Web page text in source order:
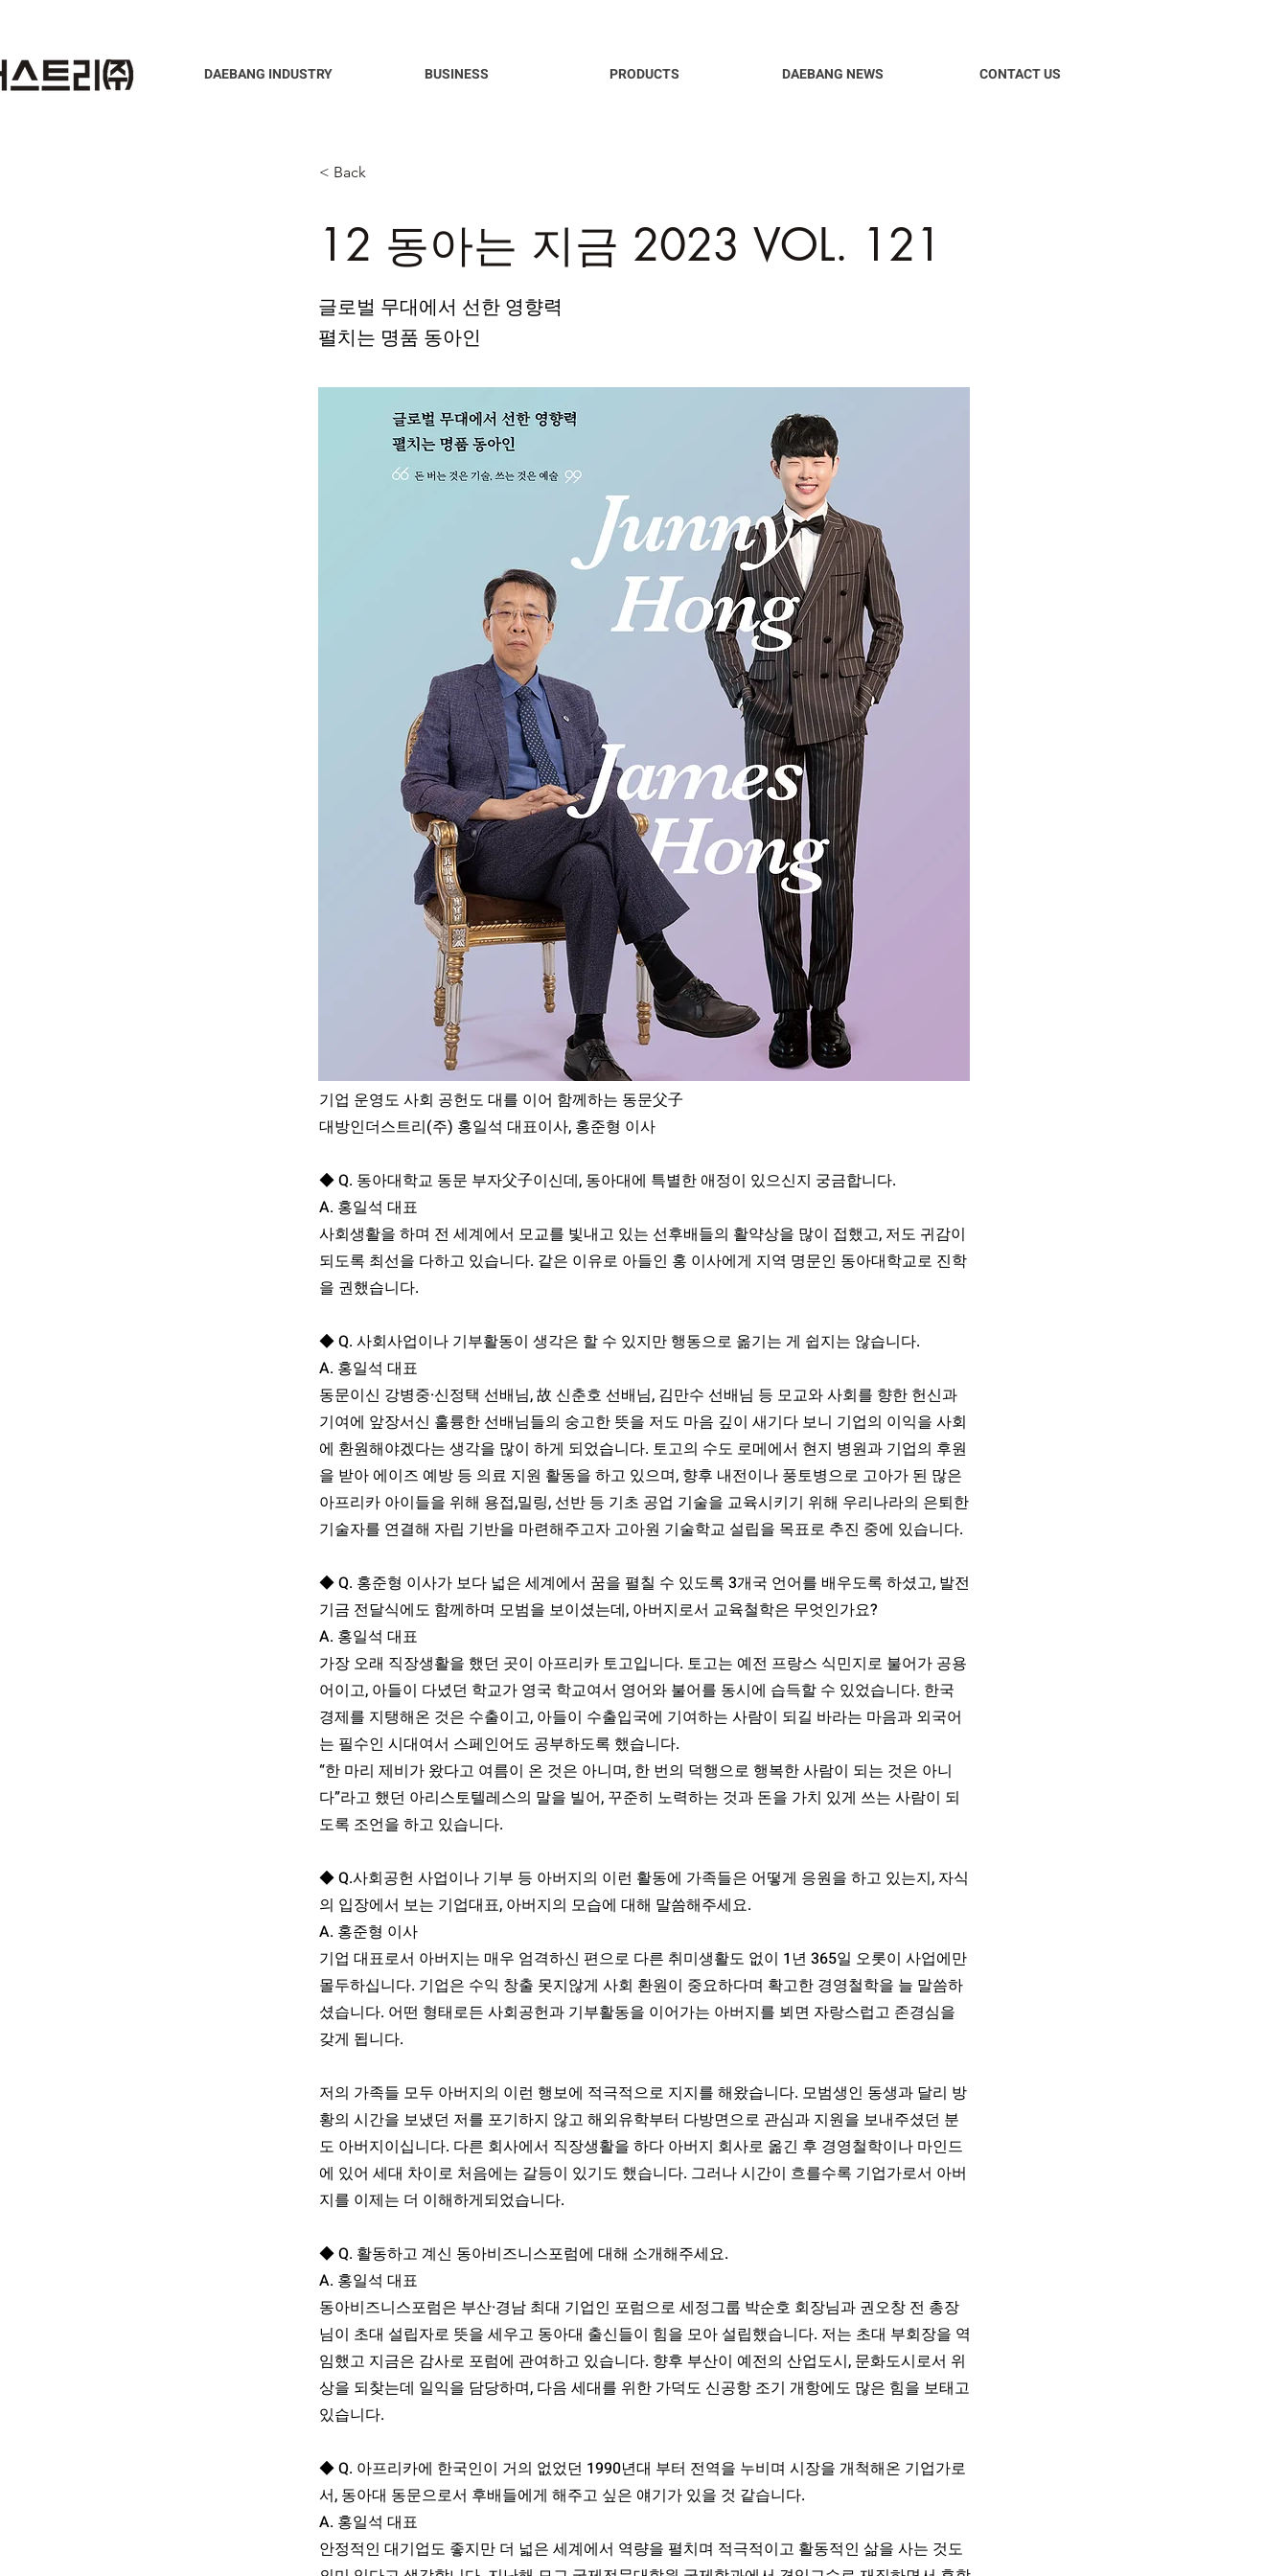
DAEBANG INDUSTRY BUSINESS PRODUCTS DAEBANG NEWS CONTACT US
< Back
12 동아는 지금 2023 VOL. 121
글로벌 무대에서 선한 영향력
펼치는 명품 동아인
기업 운영도 사회 공헌도 대를 이어 함께하는 동문父子
대방인더스트리(주) 홍일석 대표이사, 홍준형 이사
◆ Q. 동아대학교 동문 부자父子이신데, 동아대에 특별한 애정이 있으신지 궁금합니다.
A. 홍일석 대표
사회생활을 하며 전 세계에서 모교를 빛내고 있는 선후배들의 활약상을 많이 접했고, 저도 귀감이
되도록 최선을 다하고 있습니다. 같은 이유로 아들인 홍 이사에게 지역 명문인 동아대학교로 진학
을 권했습니다.
◆ Q. 사회사업이나 기부활동이 생각은 할 수 있지만 행동으로 옮기는 게 쉽지는 않습니다.
A. 홍일석 대표
동문이신 강병중·신정택 선배님, 故 신춘호 선배님, 김만수 선배님 등 모교와 사회를 향한 헌신과
기여에 앞장서신 훌륭한 선배님들의 숭고한 뜻을 저도 마음 깊이 새기다 보니 기업의 이익을 사회
에 환원해야겠다는 생각을 많이 하게 되었습니다. 토고의 수도 로메에서 현지 병원과 기업의 후원
을 받아 에이즈 예방 등 의료 지원 활동을 하고 있으며, 향후 내전이나 풍토병으로 고아가 된 많은
아프리카 아이들을 위해 용접,밀링, 선반 등 기초 공업 기술을 교육시키기 위해 우리나라의 은퇴한
기술자를 연결해 자립 기반을 마련해주고자 고아원 기술학교 설립을 목표로 추진 중에 있습니다.
◆ Q. 홍준형 이사가 보다 넓은 세계에서 꿈을 펼칠 수 있도록 3개국 언어를 배우도록 하셨고, 발전
기금 전달식에도 함께하며 모범을 보이셨는데, 아버지로서 교육철학은 무엇인가요?
A. 홍일석 대표
가장 오래 직장생활을 했던 곳이 아프리카 토고입니다. 토고는 예전 프랑스 식민지로 불어가 공용
어이고, 아들이 다녔던 학교가 영국 학교여서 영어와 불어를 동시에 습득할 수 있었습니다. 한국
경제를 지탱해온 것은 수출이고, 아들이 수출입국에 기여하는 사람이 되길 바라는 마음과 외국어
는 필수인 시대여서 스페인어도 공부하도록 했습니다.
“한 마리 제비가 왔다고 여름이 온 것은 아니며, 한 번의 덕행으로 행복한 사람이 되는 것은 아니
다”라고 했던 아리스토텔레스의 말을 빌어, 꾸준히 노력하는 것과 돈을 가치 있게 쓰는 사람이 되
도록 조언을 하고 있습니다.
◆ Q.사회공헌 사업이나 기부 등 아버지의 이런 활동에 가족들은 어떻게 응원을 하고 있는지, 자식
의 입장에서 보는 기업대표, 아버지의 모습에 대해 말씀해주세요.
A. 홍준형 이사
기업 대표로서 아버지는 매우 엄격하신 편으로 다른 취미생활도 없이 1년 365일 오롯이 사업에만
몰두하십니다. 기업은 수익 창출 못지않게 사회 환원이 중요하다며 확고한 경영철학을 늘 말씀하
셨습니다. 어떤 형태로든 사회공헌과 기부활동을 이어가는 아버지를 뵈면 자랑스럽고 존경심을
갖게 됩니다.
저의 가족들 모두 아버지의 이런 행보에 적극적으로 지지를 해왔습니다. 모범생인 동생과 달리 방
황의 시간을 보냈던 저를 포기하지 않고 해외유학부터 다방면으로 관심과 지원을 보내주셨던 분
도 아버지이십니다. 다른 회사에서 직장생활을 하다 아버지 회사로 옮긴 후 경영철학이나 마인드
에 있어 세대 차이로 처음에는 갈등이 있기도 했습니다. 그러나 시간이 흐를수록 기업가로서 아버
지를 이제는 더 이해하게되었습니다.
◆ Q. 활동하고 계신 동아비즈니스포럼에 대해 소개해주세요.
A. 홍일석 대표
동아비즈니스포럼은 부산·경남 최대 기업인 포럼으로 세정그룹 박순호 회장님과 권오창 전 총장
님이 초대 설립자로 뜻을 세우고 동아대 출신들이 힘을 모아 설립했습니다. 저는 초대 부회장을 역
임했고 지금은 감사로 포럼에 관여하고 있습니다. 향후 부산이 예전의 산업도시, 문화도시로서 위
상을 되찾는데 일익을 담당하며, 다음 세대를 위한 가덕도 신공항 조기 개항에도 많은 힘을 보태고
있습니다.
◆ Q. 아프리카에 한국인이 거의 없었던 1990년대 부터 전역을 누비며 시장을 개척해온 기업가로
서, 동아대 동문으로서 후배들에게 해주고 싶은 얘기가 있을 것 같습니다.
A. 홍일석 대표
안정적인 대기업도 좋지만 더 넓은 세계에서 역량을 펼치며 적극적이고 활동적인 삶을 사는 것도